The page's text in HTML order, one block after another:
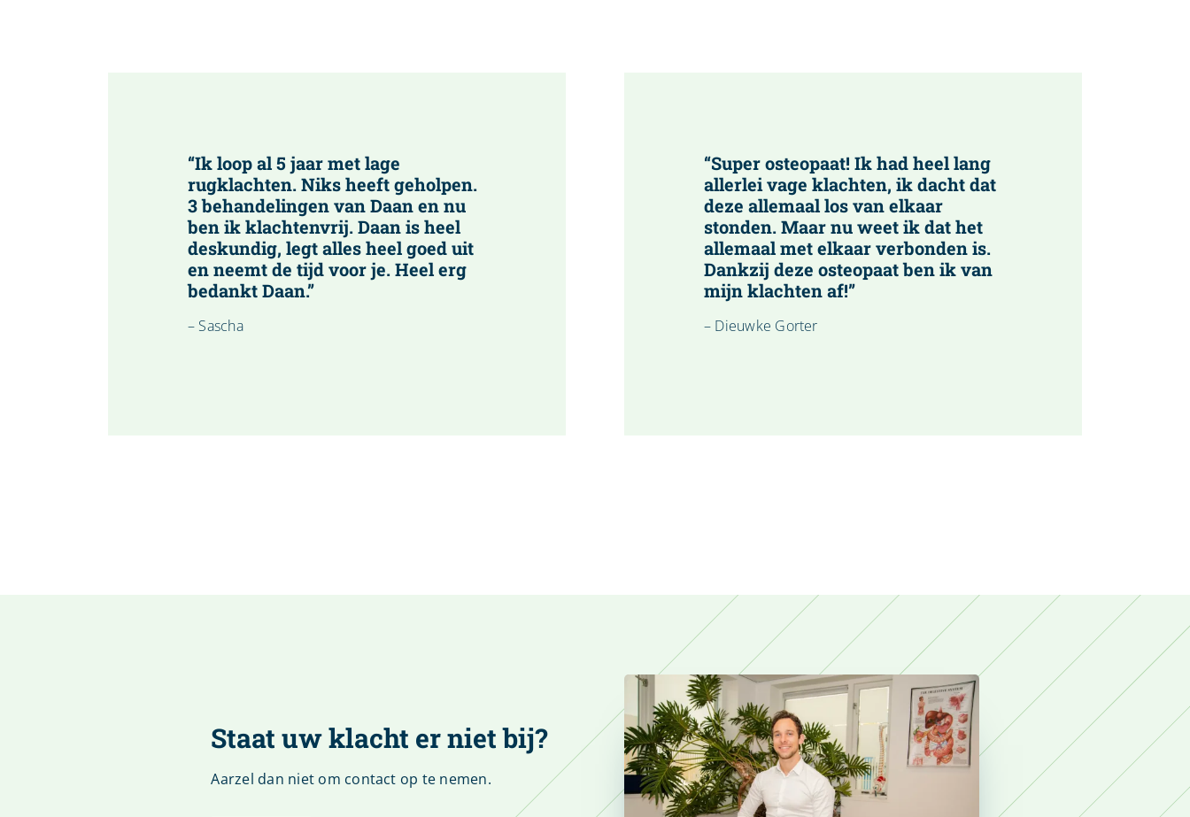
“Ik loop al 5 jaar met lage
rugklachten. Niks heeft geholpen.
3 behandelingen van Daan en nu
ben ik klachtenvrij. Daan is heel
deskundig, legt alles heel goed uit
en neemt de tijd voor je. Heel erg
bedankt Daan.”
– Sascha
“Super osteopaat! Ik had heel lang
allerlei vage klachten, ik dacht dat
deze allemaal los van elkaar
stonden. Maar nu weet ik dat het
allemaal met elkaar verbonden is.
Dankzij deze osteopaat ben ik van
mijn klachten af!”
– Dieuwke Gorter
Staat uw klacht er niet bij?
Aarzel dan niet om contact op te nemen.